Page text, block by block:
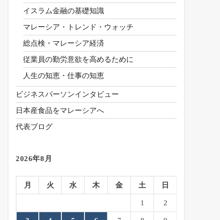
イスラム金融の基礎知識
マレーシア・トレンド・ウォッチ
総点検・マレーシア経済
従業員の勤労意欲を高めるために
人生の知恵・仕事の知恵
ビジネスパーソンインタビュー
日本産食品をマレーシアへ
代表ブログ
2026年8月
月 火 水 木 金 土 日
1 2